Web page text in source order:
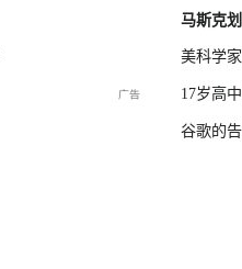
马斯克
美科学
17岁高
谷歌的